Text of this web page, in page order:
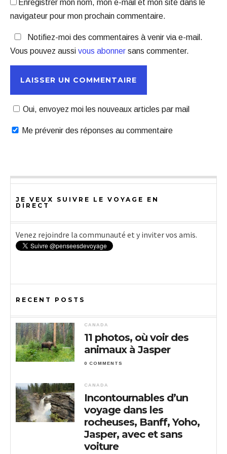
Enregistrer mon nom, mon e-mail et mon site dans le
navigateur pour mon prochain commentaire.
Notifiez-moi des commentaires à venir via e-mail.
Vous pouvez aussi vous abonner sans commenter.
Oui, envoyez moi les nouveaux articles par mail
Me prévenir des réponses au commentaire
JE VEUX SUIVRE LE VOYAGE EN
DIRECT
Venez rejoindre la communauté et y inviter vos amis.
RECENT POSTS
CANADA
11 photos, où voir des
animaux à Jasper
0 COMMENTS
CANADA
Incontournables d’un
voyage dans les
rocheuses, Banff, Yoho,
Jasper, avec et sans
voiture